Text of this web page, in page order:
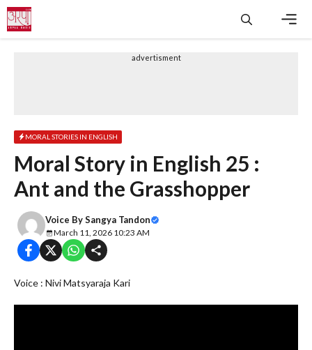
Skip
to
content
advertisment
MORAL STORIES IN ENGLISH
Moral Story in English 25 :
Ant and the Grasshopper
Voice BySangya Tandon
March 11, 2026 10:23 AM
Voice : Nivi Matsyaraja Kari